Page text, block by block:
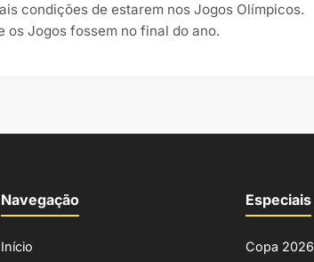
condições de estarem nos Jogos Olímpicos.
os Jogos fossem no final do ano.
Navegação
Início
Especiais
Copa 2026